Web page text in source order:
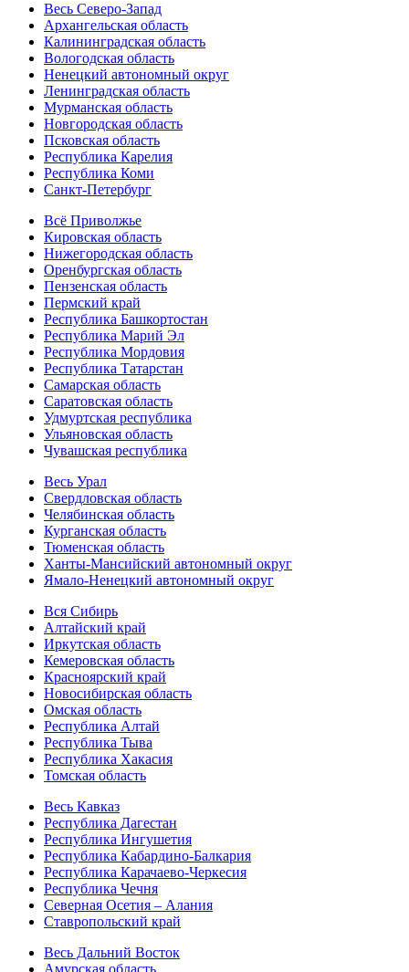
Весь Северо-Запад
Архангельская область
Калининградская область
Вологодская область
Ненецкий автономный округ
Ленинградская область
Мурманская область
Новгородская область
Псковская область
Республика Карелия
Республика Коми
Санкт-Петербург
Всё Приволжье
Кировская область
Нижегородская область
Оренбургская область
Пензенская область
Пермский край
Республика Башкортостан
Республика Марий Эл
Республика Мордовия
Республика Татарстан
Самарская область
Саратовская область
Удмуртская республика
Ульяновская область
Чувашская республика
Весь Урал
Свердловская область
Челябинская область
Курганская область
Тюменская область
Ханты-Мансийский автономный округ
Ямало-Ненецкий автономный округ
Вся Сибирь
Алтайский край
Иркутская область
Кемеровская область
Красноярский край
Новосибирская область
Омская область
Республика Алтай
Республика Тыва
Республика Хакасия
Томская область
Весь Кавказ
Республика Дагестан
Республика Ингушетия
Республика Кабардино-Балкария
Республика Карачаево-Черкесия
Республика Чечня
Северная Осетия – Алания
Ставропольский край
Весь Дальний Восток
Амурская область